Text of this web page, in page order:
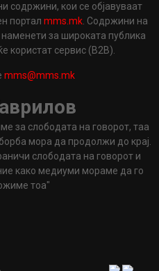
содржини, кои се објавуваат
портал mms.mk . Содржини на
за широката публика
користат сервис (B2B).
mms@mms.mk
за слободата на говорот, таа
мора да продолжи до крај.
слободата на говорот и
како медиуми мораме да го
тоа"